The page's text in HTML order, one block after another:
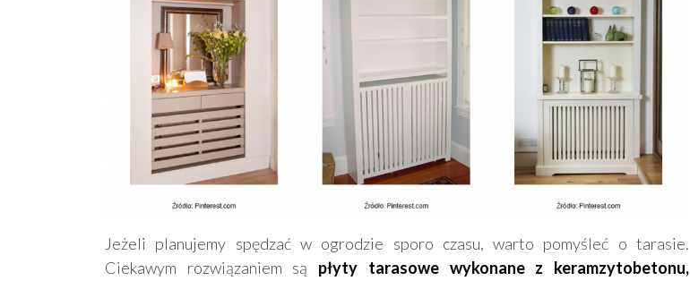
Jeżeli planujemy spędzać w ogrodzie sporo czasu, warto pomyśleć o tarasie.
Ciekawym rozwiązaniem są płyty tarasowe wykonane z keramzytobetonu,